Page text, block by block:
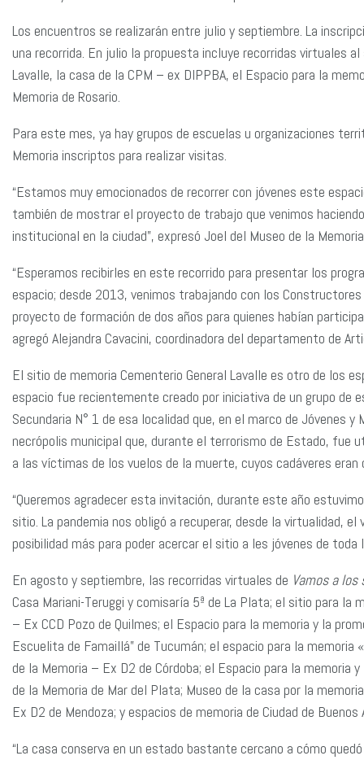
Los encuentros se realizarán entre julio y septiembre. La
una recorrida. En julio la propuesta incluye recorridas virtuales
Lavalle, la casa de la CPM – ex DIPPBA, el Espacio para la
Memoria de Rosario.
Para este mes, ya hay grupos de escuelas u organizaciones
Memoria inscriptos para realizar visitas.
“Estamos muy emocionados de recorrer con jóvenes este
también de mostrar el proyecto de trabajo que venimos
institucional en la ciudad”, expresó Joel del Museo de la
“Esperamos recibirles en este recorrido para presentar los
espacio; desde 2013, venimos trabajando con los
proyecto de formación de dos años para quienes habían
agregó Alejandra Cavacini, coordinadora del departamento de
El sitio de memoria Cementerio General Lavalle es otro de los
espacio fue recientemente creado por iniciativa de un grupo de
Secundaria N° 1 de esa localidad que, en el marco de Jóvenes
necrópolis municipal que, durante el terrorismo de Estado, fue
a las víctimas de los vuelos de la muerte, cuyos cadáveres eran
“Queremos agradecer esta invitación, durante este año
sitio. La pandemia nos obligó a recuperar, desde la virtualidad,
posibilidad más para poder acercar el sitio a les jóvenes de toda
En agosto y septiembre, las recorridas virtuales de Vamos a
Casa Mariani-Teruggi y comisaría 5ª de La Plata; el sitio para la
– Ex CCD Pozo de Quilmes; el Espacio para la memoria y la
Escuelita de Famaillá” de Tucumán; el espacio para la memoria
de la Memoria – Ex D2 de Córdoba; el Espacio para la memoria
de la Memoria de Mar del Plata; Museo de la casa por la
Ex D2 de Mendoza; y espacios de memoria de Ciudad de Buenos
“La casa conserva en un estado bastante cercano a cómo